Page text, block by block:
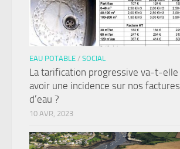
EAU POTABLE / SOCIAL
La tarification progressive va-t-elle
avoir une incidence sur nos factures
d’eau ?
10 AVR, 2023